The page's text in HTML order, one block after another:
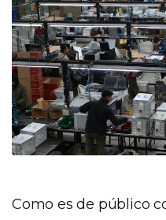
Como es de público